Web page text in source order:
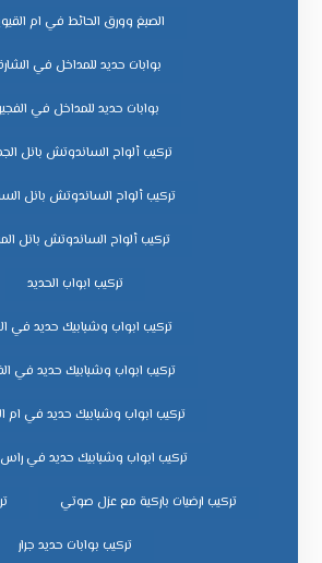
الصبغ وورق الحائط في ام
بوابات حديد للمداخل في
بوابات حديد للمداخل في
تركيب ألواح الساندوتش بانل
تركيب ألواح الساندوتش بانل
تركيب ألواح الساندوتش بانل
تركيب ابواب الحديد
تركيب ابواب وشبابيك حديد في
تركيب ابواب وشبابيك حديد في
تركيب ابواب وشبابيك حديد في ام
تركيب ابواب وشبابيك حديد في راس
تركيب ارضيات باركية مع عزل صوتي
تركيب بوابات حديد جرار